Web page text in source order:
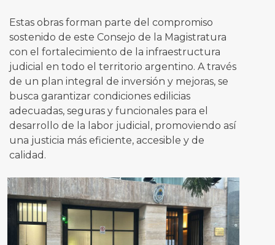
Estas obras forman parte del compromiso
sostenido de este Consejo de la Magistratura
con el fortalecimiento de la infraestructura
judicial en todo el territorio argentino. A través
de un plan integral de inversión y mejoras, se
busca garantizar condiciones edilicias
adecuadas, seguras y funcionales para el
desarrollo de la labor judicial, promoviendo así
una justicia más eficiente, accesible y de
calidad.